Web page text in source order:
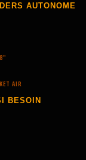
AUTONOME
AIR
BESOIN